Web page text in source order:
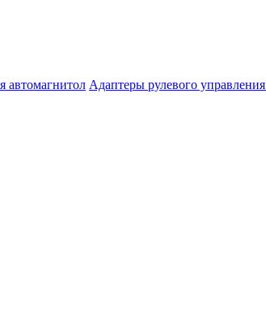
автомагнитол Адаптеры рулевого управления